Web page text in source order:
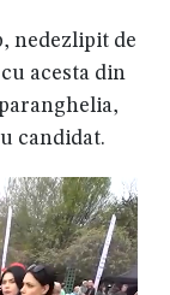
nedezlipit de
acesta din
candidat.